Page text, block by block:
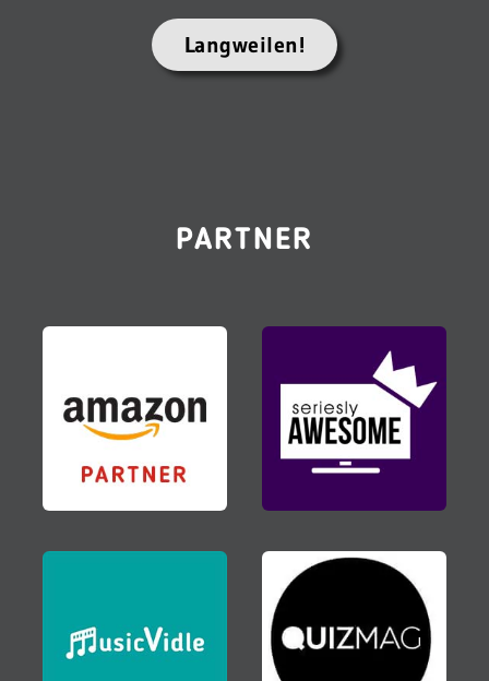
Langweilen!
PARTNER